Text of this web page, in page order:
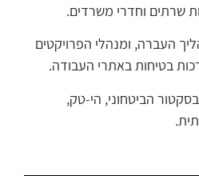
שרתים וחדרי משרדים.
העברה, ומנהלי הפרויקטים
בטיחות באתרי העבודה.
הביטחוני, הי-טק,